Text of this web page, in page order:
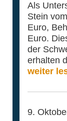
Als
Stein
Euro,
Euro.
der
erhalten
weiter
9.